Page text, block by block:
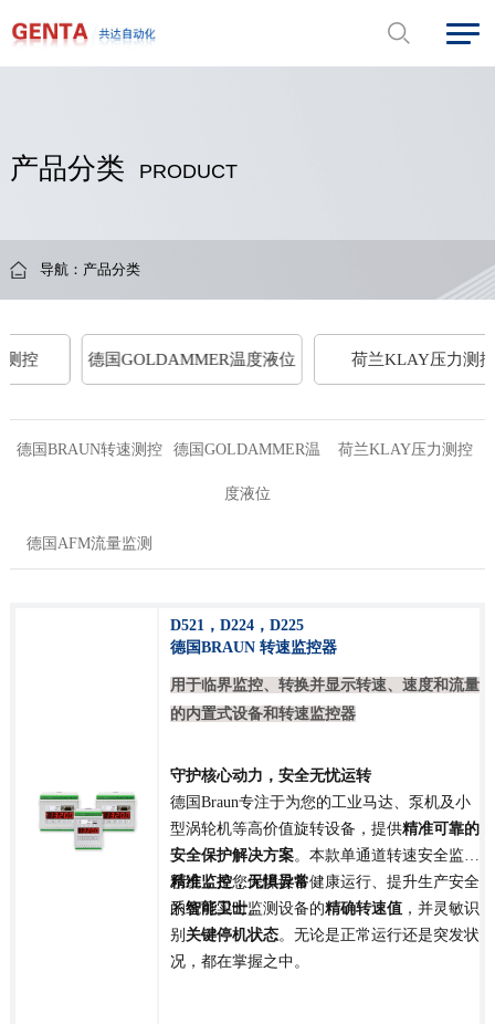
产品分类 PRODUCT
导航： 产品分类
测控 德国GOLDAMMER温度液位 荷兰KLAY压力测
德国BRAUN转速测控 德国GOLDAMMER温
度液位
荷兰KLAY压力测控
德国AFM流量监测
D521，D224，D225
德国BRAUN 转速监控器
用于临界监控、转换并显示转速、速度和流量
的内置式设备和转速监控器
守护核心动力，安全无忧运转
德国Braun专注于为您的工业马达、泵机及小
型涡轮机等高价值旋转设备，提供精准可靠的
安全保护解决方案。本款单通道转速安全监控
系统，是您保障设备健康运行、提升生产安全
的智能卫士。
精准监控，无惧异常
系统可实时监测设备的精确转速值，并灵敏识
别 关键停机状态。无论是正常运行还是突发状
况，都在掌握之中。